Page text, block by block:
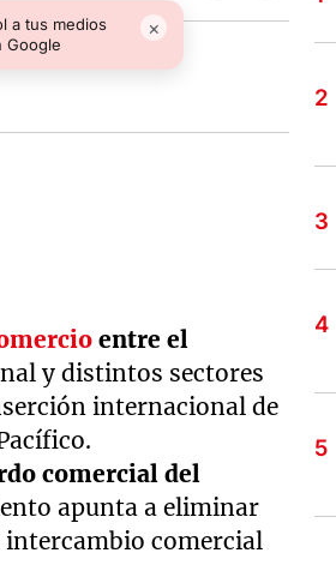
a tus medios
Google
×
entre el
y distintos sectores
internacional de
comercial del
apunta a eliminar
comercial